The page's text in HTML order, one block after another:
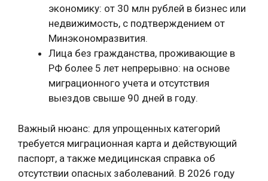
экономику: от 30 млн рублей в бизнес или
недвижимость, с подтверждением от
Минэкономразвития.
Лица без гражданства, проживающие в
РФ более 5 лет непрерывно: на основе
миграционного учета и отсутствия
выездов свыше 90 дней в году.
Важный нюанс: для упрощенных категорий
требуется миграционная карта и действующий
паспорт, а также медицинская справка об
отсутствии опасных заболеваний. В 2026 году